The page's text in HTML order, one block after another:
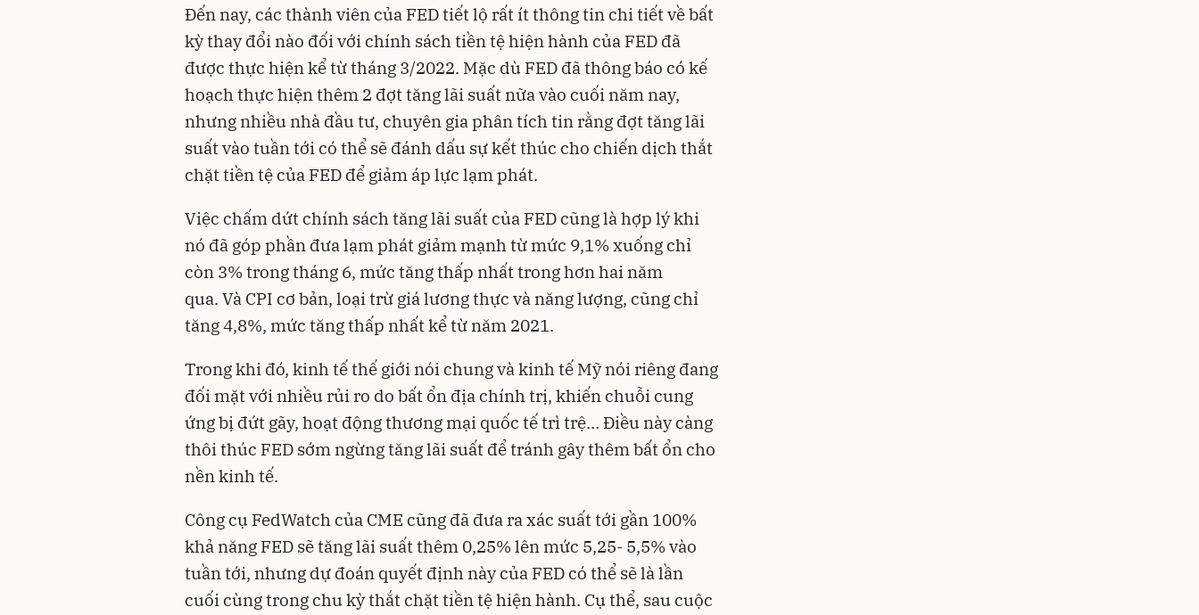
Đến nay, các thành viên của FED tiết lộ rất ít thông tin chi tiết về bất
kỳ thay đổi nào đối với chính sách tiền tệ hiện hành của FED đã
được thực hiện kể từ tháng 3/2022. Mặc dù FED đã thông báo có kế
hoạch thực hiện thêm 2 đợt tăng lãi suất nữa vào cuối năm nay,
nhưng nhiều nhà đầu tư, chuyên gia phân tích tin rằng đợt tăng lãi
suất vào tuần tới có thể sẽ đánh dấu sự kết thúc cho chiến dịch thắt
chặt tiền tệ của FED để giảm áp lực lạm phát.
Việc chấm dứt chính sáchtăng lãi suất của FEDcũng là hợp lý khi
nó đã góp phần đưa lạm phát giảm mạnh từ mức 9,1% xuống chỉ
còn 3% trong tháng 6, mức tăng thấp nhất trong hơn hai năm
qua. Và CPI cơ bản, loại trừ giá lương thực và năng lượng, cũng chỉ
tăng 4,8%, mức tăng thấp nhất kể từ năm 2021.
Trong khi đó, kinh tế thế giới nói chung và kinh tế Mỹ nói riêng đang
đối mặt với nhiều rủi ro do bất ổn địa chính trị, khiến chuỗi cung
ứng bị đứt gãy, hoạt động thương mại quốc tế trì trệ… Điều này càng
thôi thúc FED sớm ngừng tăng lãi suất để tránh gây thêm bất ổn cho
nền kinh tế.
Công cụ FedWatch của CME cũng đã đưa ra xác suất tới gần 100%
khả năng FED sẽ tăng lãi suất thêm 0,25% lên mức 5,25- 5,5% vào
tuần tới, nhưng dự đoán quyết định này của FED có thể sẽ là lần
cuối cùng trong chu kỳ thắt chặt tiền tệ hiện hành. Cụ thể, sau cuộc